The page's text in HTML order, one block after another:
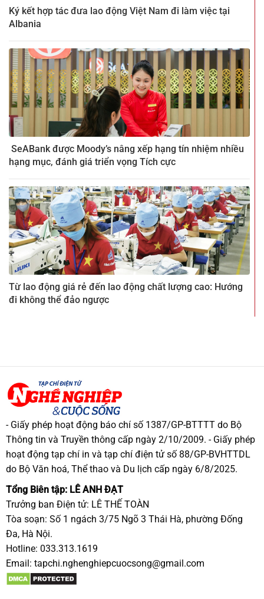
Ký kết hợp tác đưa lao động Việt Nam đi làm việc tại
Albania
SeABank được Moody’s nâng xếp hạng tín nhiệm nhiều
hạng mục, đánh giá triển vọng Tích cực
Từ lao động giá rẻ đến lao động chất lượng cao: Hướng
đi không thể đảo ngược
- Giấy phép hoạt động báo chí số 1387/GP-BTTTT do Bộ
Thông tin và Truyền thông cấp ngày 2/10/2009. - Giấy phép
hoạt động tạp chí in và tạp chí điện tử số 88/GP-BVHTTDL
do Bộ Văn hoá, Thể thao và Du lịch cấp ngày 6/8/2025.
Tổng Biên tập: LÊ ANH ĐẠT
Trưởng ban Điện tử: LÊ THẾ TOÀN
Tòa soạn: Số 1 ngách 3/75 Ngõ 3 Thái Hà, phường Đống
Đa, Hà Nội.
Hotline: 033.313.1619
Email: tapchi.nghenghiepcuocsong@gmail.com